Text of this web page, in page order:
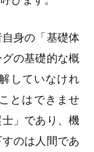
身の「基礎体
の基礎的な概
していなけれ
とはできませ
」であり、機
のは人間であ